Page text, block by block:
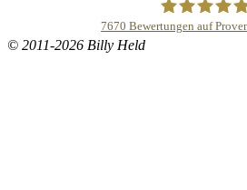
7670 Bewertungen auf
© 2011-2026 Billy Held